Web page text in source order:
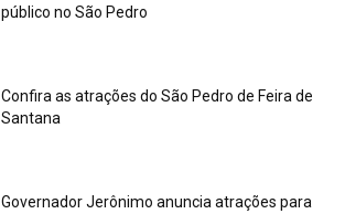
público no São Pedro
Confira as atrações do São Pedro de Feira de
Santana
Governador Jerônimo anuncia atrações para